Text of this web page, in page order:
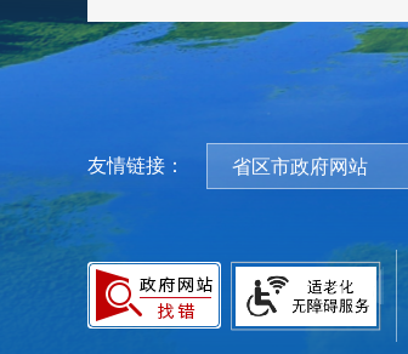
友情链接： 省区市政府网站